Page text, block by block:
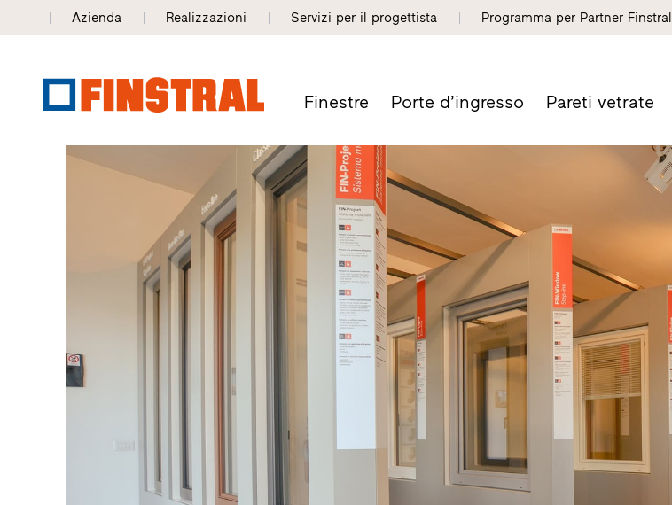
Azienda Realizzazioni Servizi per il progettista Programma per Partner Finstral
Finestre Porte d’ingresso Pareti vetrate